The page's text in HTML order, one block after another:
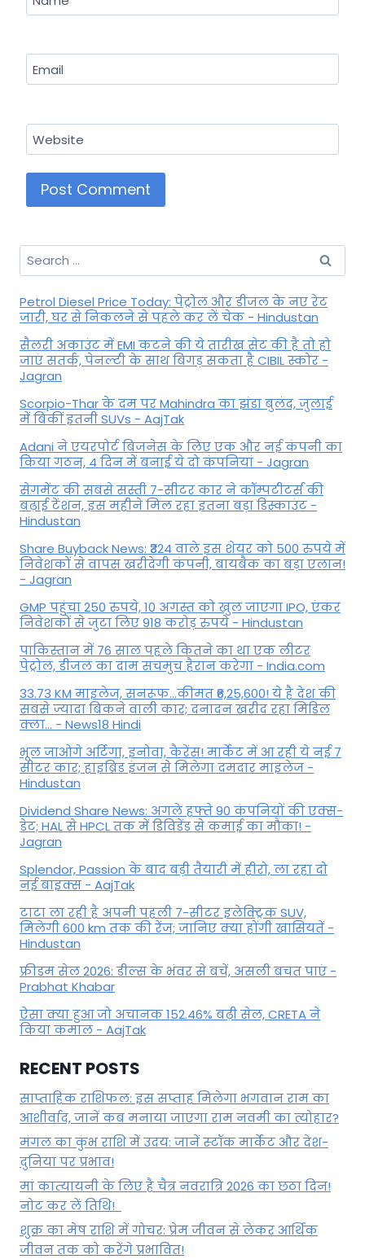
Email
Website
Search
for:
Petrol Diesel Price Today: पेट्रोल और डीजल के नए रेट
जारी, घर से निकलने से पहले कर लें चेक - Hindustan
सैलरी अकाउंट में EMI कटने की ये तारीख सेट की है तो हो
जाएं सतर्क, पेनल्टी के साथ बिगड़ सकता है CIBIL स्कोर -
Jagran
Scorpio-Thar के दम पर Mahindra का झंडा बुलंद, जुलाई
में बिकीं इतनी SUVs - AajTak
Adani ने एयरपोर्ट बिजनेस के लिए एक और नई कंपनी का
किया गठन, 4 दिन में बनाई ये दो कंपनियां - Jagran
सेगमेंट की सबसे सस्ती 7-सीटर कार ने कॉम्पटीटर्स की
बढ़ाई टेंशन, इस महीने मिल रहा इतना बड़ा डिस्काउंट -
Hindustan
Share Buyback News: ₹324 वाले इस शेयर को 500 रुपये में
निवेशकों से वापस खरीदेगी कंपनी, बायबैक का बड़ा एलान!
- Jagran
GMP पहुंचा 250 रुपये, 10 अगस्त को खुल जाएगा IPO, एंकर
निवेशकों से जुटा लिए 918 करोड़ रुपये - Hindustan
पाकिस्तान में 76 साल पहले कितने का था एक लीटर
पेट्रोल, डीजल का दाम सचमुच हैरान करेगा - India.com
33.73 KM माइलेज, सनरूफ...कीमत ₹6,25,600! ये है देश की
सबसे ज्यादा बिकने वाली कार; दनादन खरीद रहा मिडिल
क्ला... - News18 Hindi
भूल जाओगे अर्टिगा, इनोवा, कैरेंस! मार्केट में आ रही ये नई 7
सीटर कार; हाइब्रिड इंजन से मिलेगा दमदार माइलेज -
Hindustan
Dividend Share News: अगले हफ्ते 90 कंपनियों की एक्स-
डेट; HAL से HPCL तक में डिविडेंड से कमाई का मौका! -
Jagran
Splendor, Passion के बाद बड़ी तैयारी में हीरो, ला रहा दो
नई बाइक्स - AajTak
टाटा ला रही है अपनी पहली 7-सीटर इलेक्ट्रिक SUV,
मिलेगी 600 km तक की रेंज; जानिए क्या होंगी खासियतें -
Hindustan
फ्रीडम सेल 2026: डील्स के भंवर से बचें, असली बचत पाएं -
Prabhat Khabar
ऐसा क्या हुआ जो अचानक 152.46% बढ़ी सेल, CRETA ने
किया कमाल - AajTak
RECENT POSTS
साप्ताहिक राशिफल: इस सप्ताह मिलेगा भगवान राम का
आशीर्वाद, जानें कब मनाया जाएगा राम नवमी का त्योहार?
मंगल का कुंभ राशि में उदय: जानें स्‍टॉक मार्केट और देश-
दुनिया पर प्रभाव!
मां कात्‍यायनी के लिए है चैत्र नवरात्रि 2026 का छठा दिन!
नोट कर लें तिथि!
शुक्र का मेष राशि में गोचर: प्रेम जीवन से लेकर आर्थिक
जीवन तक को करेंगे प्रभावित!